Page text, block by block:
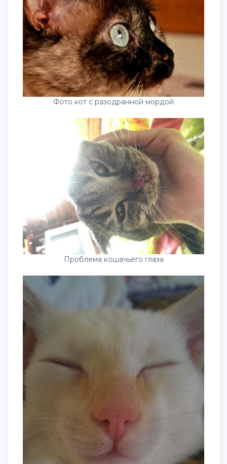
Фото кот с разодранной мордой
Проблема кошачьего глаза